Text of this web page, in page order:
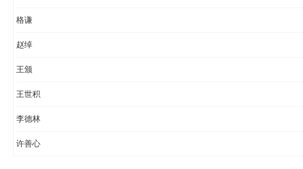
格谦
赵绰
王颁
王世积
李德林
许善心